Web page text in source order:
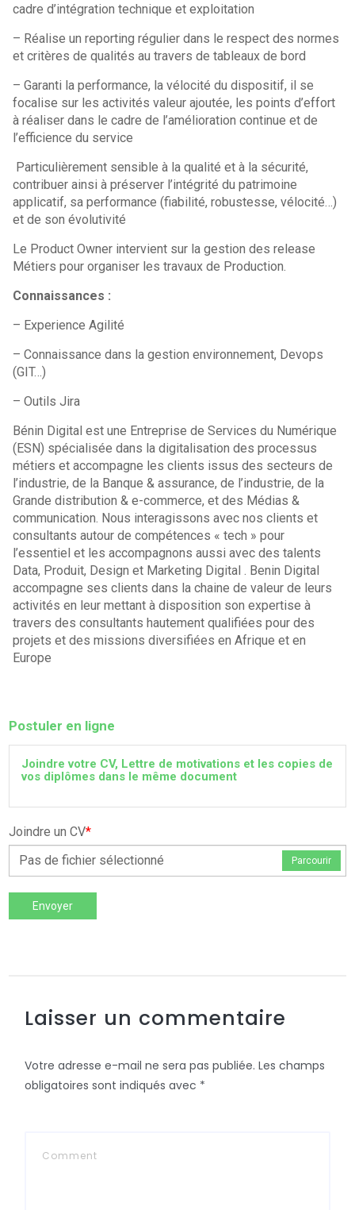
cadre d’intégration technique et exploitation
– Réalise un reporting régulier dans le respect des normes
et critères de qualités au travers de tableaux de bord
– Garanti la performance, la vélocité du dispositif, il se
focalise sur les activités valeur ajoutée, les points d’effort
à réaliser dans le cadre de l’amélioration continue et de
l’efficience du service
Particulièrement sensible à la qualité et à la sécurité,
contribuer ainsi à préserver l’intégrité du patrimoine
applicatif, sa performance (fiabilité, robustesse, vélocité…)
et de son évolutivité
Le Product Owner intervient sur la gestion des release
Métiers pour organiser les travaux de Production.
Connaissances :
– Experience Agilité
– Connaissance dans la gestion environnement, Devops
(GIT…)
– Outils Jira
Bénin Digital est une Entreprise de Services du Numérique
(ESN) spécialisée dans la digitalisation des processus
métiers et accompagne les clients issus des secteurs de
l’industrie, de la Banque & assurance, de l’industrie, de la
Grande distribution & e-commerce, et des Médias &
communication. Nous interagissons avec nos clients et
consultants autour de compétences « tech » pour
l’essentiel et les accompagnons aussi avec des talents
Data, Produit, Design et Marketing Digital . Benin Digital
accompagne ses clients dans la chaine de valeur de leurs
activités en leur mettant à disposition son expertise à
travers des consultants hautement qualifiées pour des
projets et des missions diversifiées en Afrique et en
Europe
Postuler en ligne
Joindre votre CV, Lettre de motivations et les copies de
vos diplômes dans le même document
Joindre un CV*
Pas de fichier sélectionné
Parcourir
Envoyer
Laisser un commentaire
Votre adresse e-mail ne sera pas publiée. Les champs
obligatoires sont indiqués avec *